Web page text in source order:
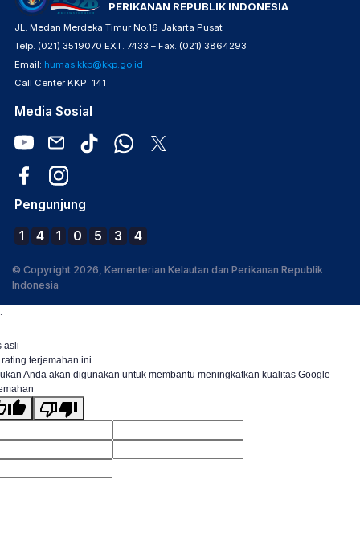
PERIKANAN REPUBLIK INDONESIA
JL. Medan Merdeka Timur No.16 Jakarta Pusat
Telp. (021) 3519070 EXT. 7433 – Fax. (021) 3864293
Email: humas.kkp@kkp.go.id
Call Center KKP: 141
Media Sosial
Pengunjung
1 4 1 0 5 3 4
© Copyright 2026, Kementerian Kelautan dan Perikanan Republik
Indonesia
.
asli
terjemahan ini
Anda akan digunakan untuk membantu meningkatkan kualitas Google